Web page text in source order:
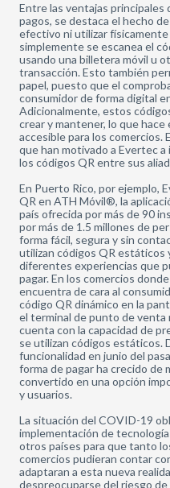
Entre las ventajas principales
pagos, se destaca el hecho
efectivo ni utilizar
simplemente se escanea el
usando una billetera móvil u
transacción. Esto también
papel, puesto que el
consumidor de forma digital
Adicionalmente, estos
crear y mantener, lo que
accesible para los comercios.
que han motivado a Evertec
los códigos QR entre sus
En Puerto Rico, por ejemplo,
QR en ATH Móvil®, la
país ofrecida por más de 90
por más de 1.5 millones de
forma fácil, segura y sin
utilizan códigos QR estáticos
diferentes experiencias que
pagar. En los comercios
encuentra de cara al
código QR dinámico en la
el terminal de punto de venta
cuenta con la capacidad de
se utilizan códigos estáticos.
funcionalidad en junio del
forma de pagar ha crecido de
convertido en una opción
y usuarios.
La situación del COVID-19
implementación de
otros países para que tanto
comercios pudieran contar
adaptaran a esta nueva
despreocuparse del riesgo